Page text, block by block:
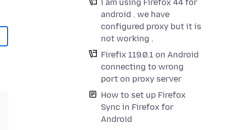
i am using Firefox 44 for
android . we have
configured proxy but it is
not working .
Firefix 119.0.1 on Android
connecting to wrong
port on proxy server
How to set up Firefox
Sync in Firefox for
Android